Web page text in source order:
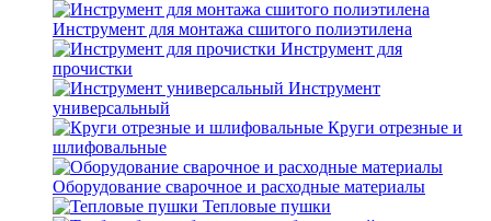
Инструмент для монтажа сшитого полиэтилена
Инструмент для
прочистки
Инструмент
универсальный
Круги отрезные и
шлифовальные
Оборудование сварочное и расходные материалы
Тепловые пушки